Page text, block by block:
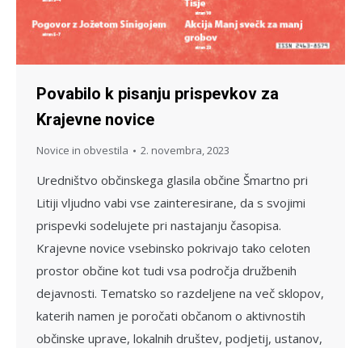
Povabilo k pisanju prispevkov za
Krajevne novice
Novice in obvestila 2. novembra, 2023
Uredništvo občinskega glasila občine Šmartno pri
Litiji vljudno vabi vse zainteresirane, da s svojimi
prispevki sodelujete pri nastajanju časopisa.
Krajevne novice vsebinsko pokrivajo tako celoten
prostor občine kot tudi vsa področja družbenih
dejavnosti. Tematsko so razdeljene na več sklopov,
katerih namen je poročati občanom o aktivnostih
občinske uprave, lokalnih društev, podjetij, ustanov,